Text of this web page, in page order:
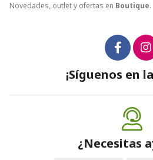
Novedades, outlet y ofertas en Boutique.
¡Síguenos en
¿Necesitas